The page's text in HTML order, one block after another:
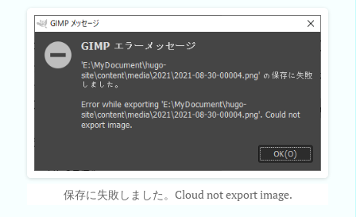
保存に失敗しました。Cloud not export image.